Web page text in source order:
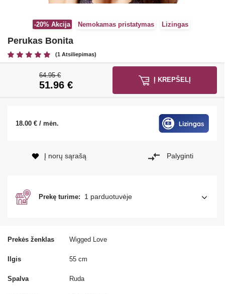
-20% Akcija Nemokamas pristatymas Lizingas
Perukas Bonita
(1 Atsiliepimas)
Prekės ženklas Wigged Love
Ilgis 55 cm
Spalva Ruda
64.95 €
51.96 €
18.00 € / mėn.
Į KREPŠELĮ
Į norų sąrašą Palyginti
Prekę turime: 1 parduotuvėje